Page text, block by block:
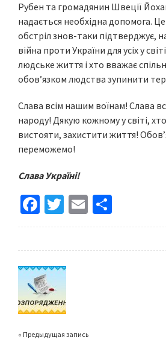
Рубен та громадянин Швеції
надається необхідна допомога.
обстріл знов-таки підтверджує,
війна проти України для усіх у
людське життя і хто вважає
обов’язком людства зупинити
Слава всім нашим воїнам! Слава
народу! Дякую кожному у світі,
вистояти, захистити життя!
переможемо!
Слава Україні!
Fa
ce
o
o
k
T
wi
er
E
m h
« Предыдущая запись